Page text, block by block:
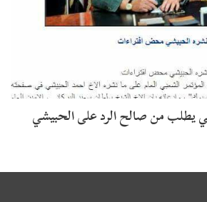
يطلب من صالح الرد على الحبيشي